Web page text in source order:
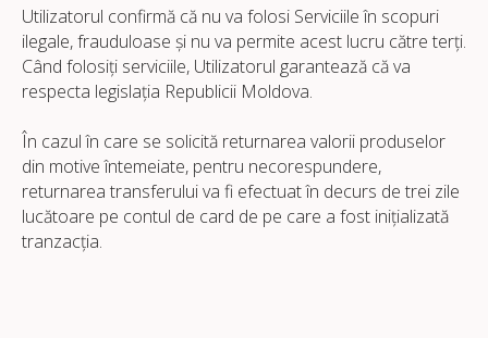
Utilizatorul confirmă că nu va folosi Serviciile în scopuri
ilegale, frauduloase și nu va permite acest lucru către terți.
Când folosiți serviciile, Utilizatorul garantează că va
respecta legislația Republicii Moldova.
În cazul în care se solicită returnarea valorii produselor
din motive întemeiate, pentru necorespundere,
returnarea transferului va fi efectuat în decurs de trei zile
lucătoare pe contul de card de pe care a fost inițializată
tranzacția.